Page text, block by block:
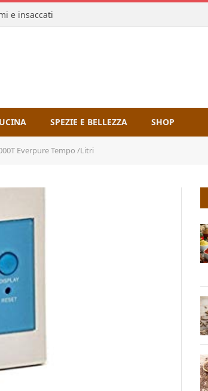
e insaccati
SPEZIE E BELLEZZA SHOP
Everpure Tempo /Litri